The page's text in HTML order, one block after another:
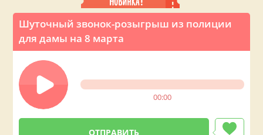
Шуточный звонок-розыгрыш из полиции
для дамы на 8 марта
00:00